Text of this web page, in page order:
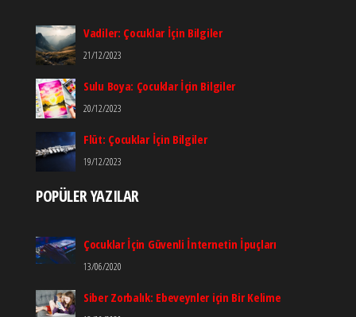
Vadiler: Çocuklar İçin Bilgiler
21/12/2023
Sulu Boya: Çocuklar İçin Bilgiler
20/12/2023
Flüt: Çocuklar İçin Bilgiler
19/12/2023
POPÜLER YAZILAR
Çocuklar İçin Güvenli İnternetin İpuçları
13/06/2020
Siber Zorbalık: Ebeveynler için Bir Kelime